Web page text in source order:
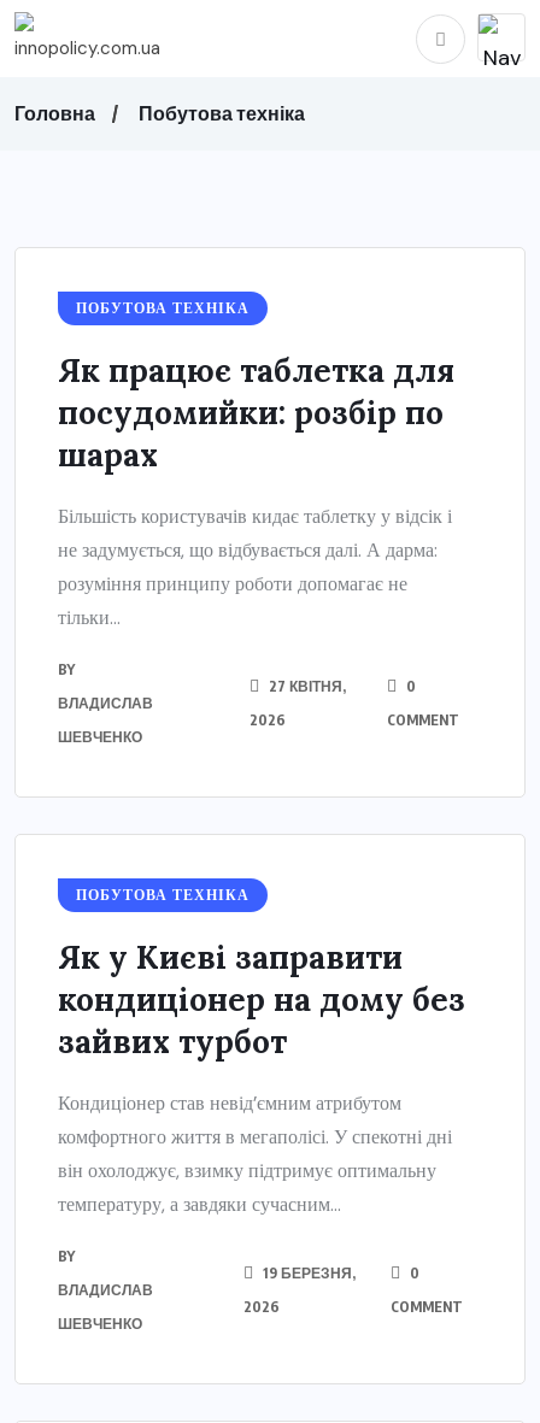
Головна Побутова техніка
ПОБУТОВА ТЕХНІКА
Як працює таблетка для
посудомийки: розбір по
шарах
Більшість користувачів кидає таблетку у відсік і
не задумується, що відбувається далі. А дарма:
розуміння принципу роботи допомагає не
тільки...
BY
ВЛАДИСЛАВ
ШЕВЧЕНКО
27 КВІТНЯ,
2026
0
COMMENT
ПОБУТОВА ТЕХНІКА
Як у Києві заправити
кондиціонер на дому без
зайвих турбот
Кондиціонер став невід’ємним атрибутом
комфортного життя в мегаполісі. У спекотні дні
він охолоджує, взимку підтримує оптимальну
температуру, а завдяки сучасним...
BY
ВЛАДИСЛАВ
ШЕВЧЕНКО
19 БЕРЕЗНЯ,
2026
0
COMMENT